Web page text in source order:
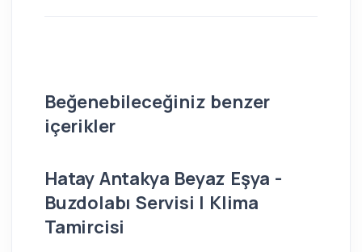
Beğenebileceğiniz benzer
içerikler
Hatay Antakya Beyaz Eşya -
Buzdolabı Servisi | Klima
Tamircisi